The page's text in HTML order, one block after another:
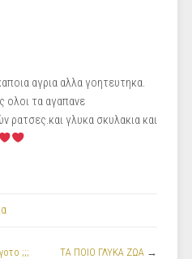
αγρια αλλα γοητευτηκα.
ολοι τα αγαπανε
γλυκα σκυλακια και
;;; ΤΑ ΠΟΙΟ ΓΛΥΚΑ ΖΩΑ →